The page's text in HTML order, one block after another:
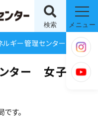
検索 メニュー
日本エネルギー管理センター 女子割について
ター 女子割に
す。